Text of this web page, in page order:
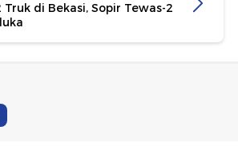
di Bekasi, Sopir Tewas-2